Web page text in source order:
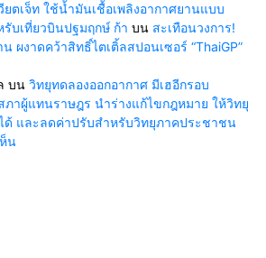
ยตเจ็ท ใช้น้ำมันเชื้อเพลิงอากาศยานแบบ
รับเที่ยวบินปฐมฤกษ์ ก้า บน สะเทือนวงการ!
ผงาดคว้าสิทธิ์ไตเติ้ลสปอนเซอร์ “ThaiGP”
บน วิทยุทดลองออกอากาศ มีเฮอีกรอบ
ภาผู้แทนราษฎร นำร่างแก้ไขกฎหมาย ให้วิทยุ
ด้ และลดค่าปรับสำหรับวิทยุภาคประชาชน
น